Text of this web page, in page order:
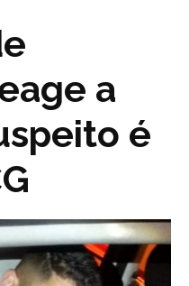
a
é